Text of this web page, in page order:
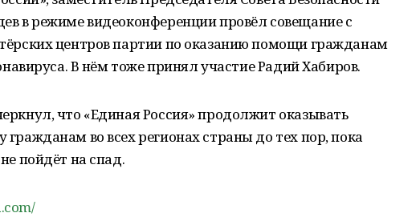
в режиме видеоконференции провёл совещание с
центров партии по оказанию помощи гражданам
В нём тоже принял участие Радий Хабиров.
что «Единая Россия» продолжит оказывать
во всех регионах страны до тех пор, пока
пойдёт на спад.